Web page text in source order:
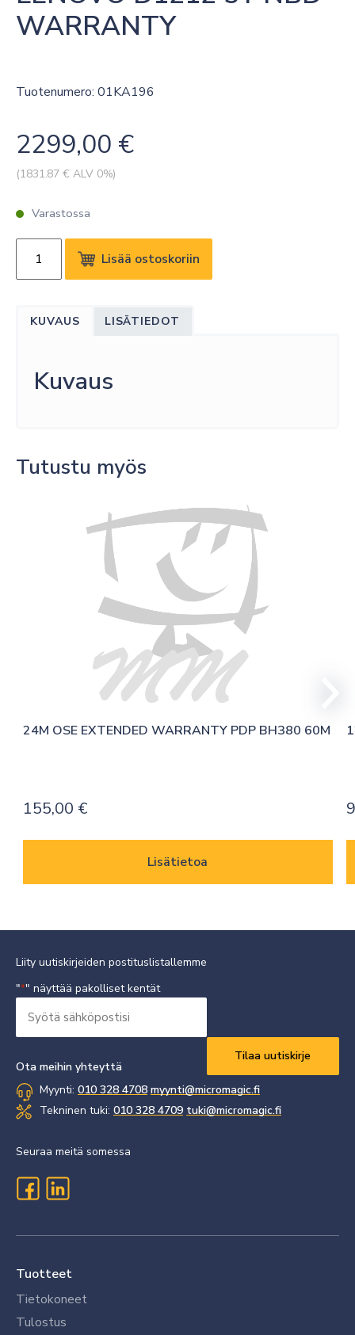
WARRANTY
Tuotenumero: 01KA196
2299,00 €
(1831.87 € ALV 0%)
Varastossa
D1212
WARRANTY
Lisää ostoskoriin
KUVAUS LISÄTIEDOT
Kuvaus
Tutustu myös
24M OSE EXTENDED WARRANTY PDP BH380 60M
155,00 €
Lisätietoa
Liity uutiskirjeiden postituslistallemme
"*" näyttää pakolliset kentät
sähköpostisi
Ota meihin yhteyttä
Myynti: 010 328 4708 myynti@micromagic.fi
Tekninen tuki: 010 328 4709 tuki@micromagic.fi
Seuraa meitä somessa
Tuotteet
Tietokoneet
Tulostus